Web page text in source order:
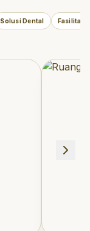
Solusi Dental Fasilitas